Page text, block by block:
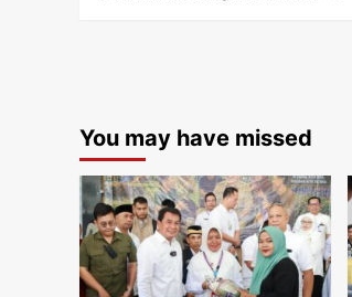
You may have missed